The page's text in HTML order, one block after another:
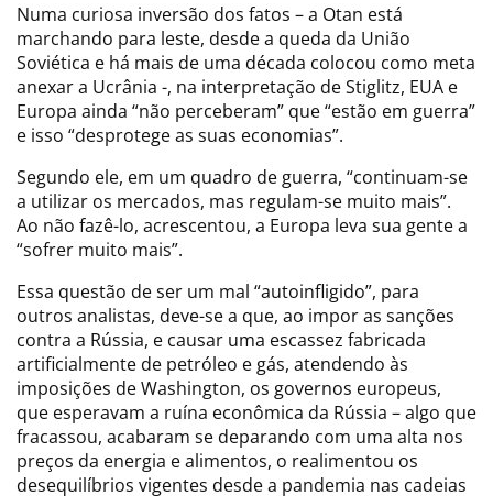
Numa curiosa inversão dos fatos – a Otan está
marchando para leste, desde a queda da União
Soviética e há mais de uma década colocou como meta
anexar a Ucrânia -, na interpretação de Stiglitz, EUA e
Europa ainda “não perceberam” que “estão em guerra”
e isso “desprotege as suas economias”.
Segundo ele, em um quadro de guerra, “continuam-se
a utilizar os mercados, mas regulam-se muito mais”.
Ao não fazê-lo, acrescentou, a Europa leva sua gente a
“sofrer muito mais”.
Essa questão de ser um mal “autoinfligido”, para
outros analistas, deve-se a que, ao impor as sanções
contra a Rússia, e causar uma escassez fabricada
artificialmente de petróleo e gás, atendendo às
imposições de Washington, os governos europeus,
que esperavam a ruína econômica da Rússia – algo que
fracassou, acabaram se deparando com uma alta nos
preços da energia e alimentos, o realimentou os
desequilíbrios vigentes desde a pandemia nas cadeias